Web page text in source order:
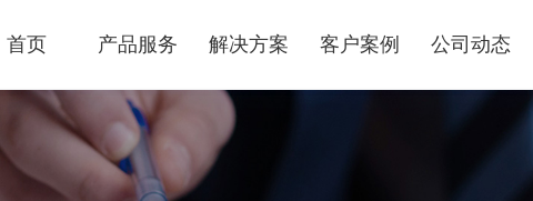
首页 产品服务
产品运维交付服务
解决方案
互联网行业解决方案
客户案例 公司动态